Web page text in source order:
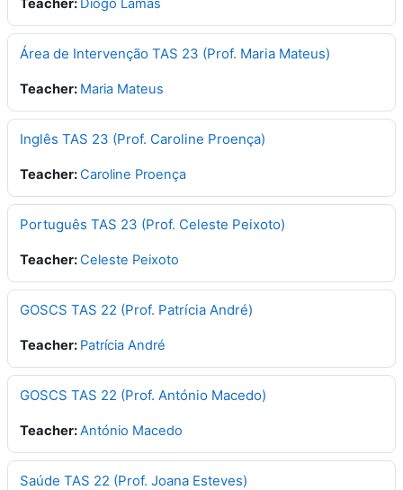
Teacher: Diogo Lamas
Área de Intervenção TAS 23 (Prof. Maria Mateus)
Teacher: Maria Mateus
Inglês TAS 23 (Prof. Caroline Proença)
Teacher:Caroline Proença
Português TAS 23 (Prof. Celeste Peixoto)
Teacher:Celeste Peixoto
GOSCS TAS 22 (Prof. Patrícia André)
Teacher: Patrícia André
GOSCS TAS 22 (Prof. António Macedo)
Teacher:António Macedo
Saúde TAS 22 (Prof. Joana Esteves)